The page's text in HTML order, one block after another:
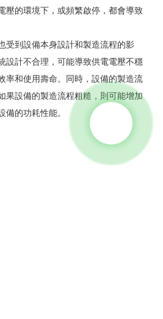
壓的環境下，或頻繁啟停，都會導致
受到設備本身設計和製造流程的影
設計不合理，可能導致供電電壓不穩
率和使用壽命。同時，設備的製造流
果設備的製造流程粗糙，則可能增加
備的功耗性能。